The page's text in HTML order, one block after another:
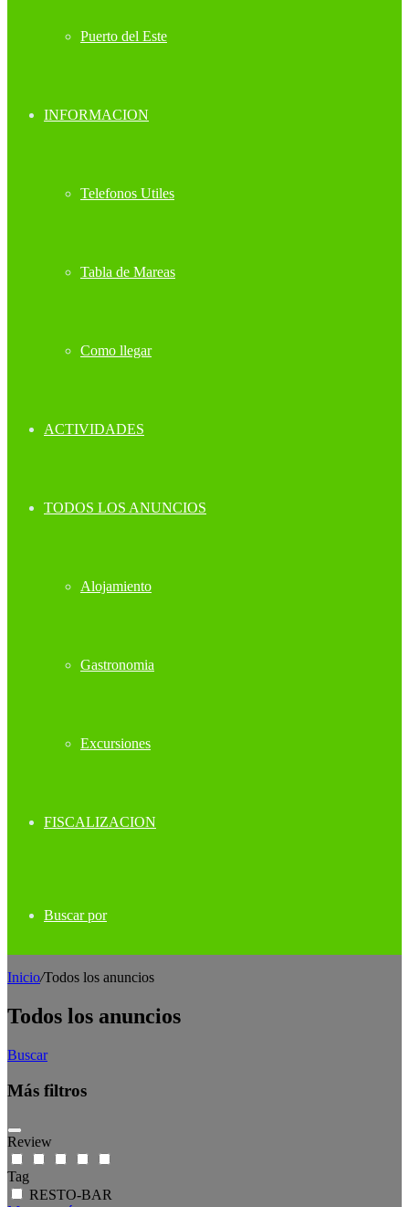
Puerto del Este
INFORMACION
Telefonos Utiles
Tabla de Mareas
Como llegar
ACTIVIDADES
TODOS LOS ANUNCIOS
Alojamiento
Gastronomia
Excursiones
FISCALIZACION
Buscar por
Inicio/Todos los anuncios
Todos los anuncios
Buscar
Más filtros
Review
Tag
RESTO-BAR